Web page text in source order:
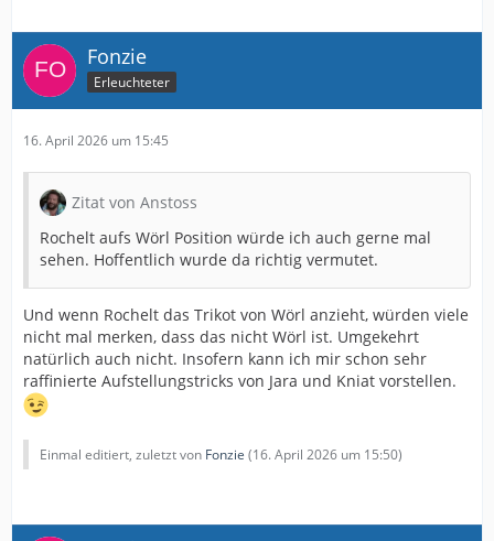
Fonzie
Erleuchteter
16. April 2026 um 15:45
Zitat von Anstoss
Rochelt aufs Wörl Position würde ich auch gerne mal
sehen. Hoffentlich wurde da richtig vermutet.
Und wenn Rochelt das Trikot von Wörl anzieht, würden viele
nicht mal merken, dass das nicht Wörl ist. Umgekehrt
natürlich auch nicht. Insofern kann ich mir schon sehr
raffinierte Aufstellungstricks von Jara und Kniat vorstellen.
Einmal editiert, zuletzt von Fonzie (16. April 2026 um 15:50)